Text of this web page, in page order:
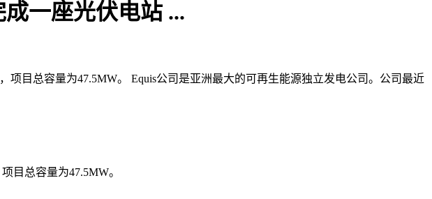
一座光伏电站 ...
目总容量为47.5MW。 Equis公司是亚洲最大的可再生能源独立发电公司。公司最近
目总容量为47.5MW。